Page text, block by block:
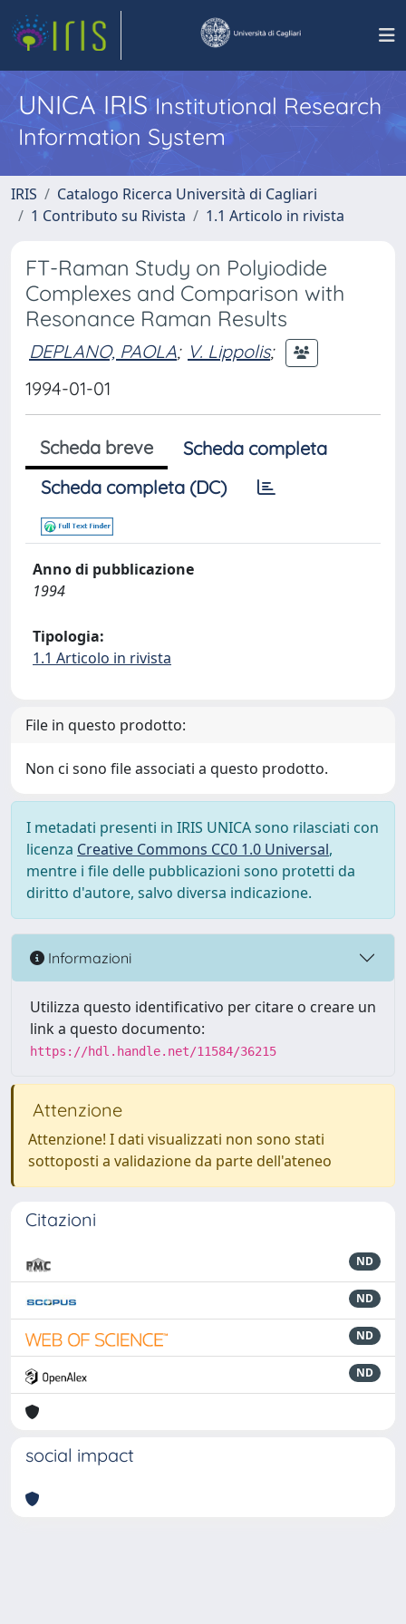
UNICA IRISInstitutional Research
Information System
IRIS
Catalogo Ricerca Università di Cagliari
1 Contributo su Rivista
1.1 Articolo in rivista
FT-Raman Study on Polyiodide
Complexes and Comparison with
Resonance Raman Results
DEPLANO, PAOLA; V. Lippolis;
1994-01-01
Scheda breve
Scheda completa
Scheda completa (DC)
Anno di pubblicazione
1994
Tipologia:
1.1 Articolo in rivista
File in questo prodotto:
Non ci sono file associati a questo prodotto.
I metadati presenti in IRIS UNICA sono rilasciati con
licenza Creative Commons CC0 1.0 Universal,
mentre i file delle pubblicazioni sono protetti da
diritto d'autore, salvo diversa indicazione.
Informazioni
Utilizza questo identificativo per citare o creare un
link a questo documento:
https://hdl.handle.net/11584/36215
Attenzione
Attenzione! I dati visualizzati non sono stati
sottoposti a validazione da parte dell'ateneo
Citazioni
ND
ND
ND
ND
social impact